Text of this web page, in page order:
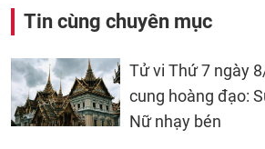
Tin cùng chuyên mục
Tử vi Thứ 7 ngày
cung hoàng đạo:
Nữ nhạy bén